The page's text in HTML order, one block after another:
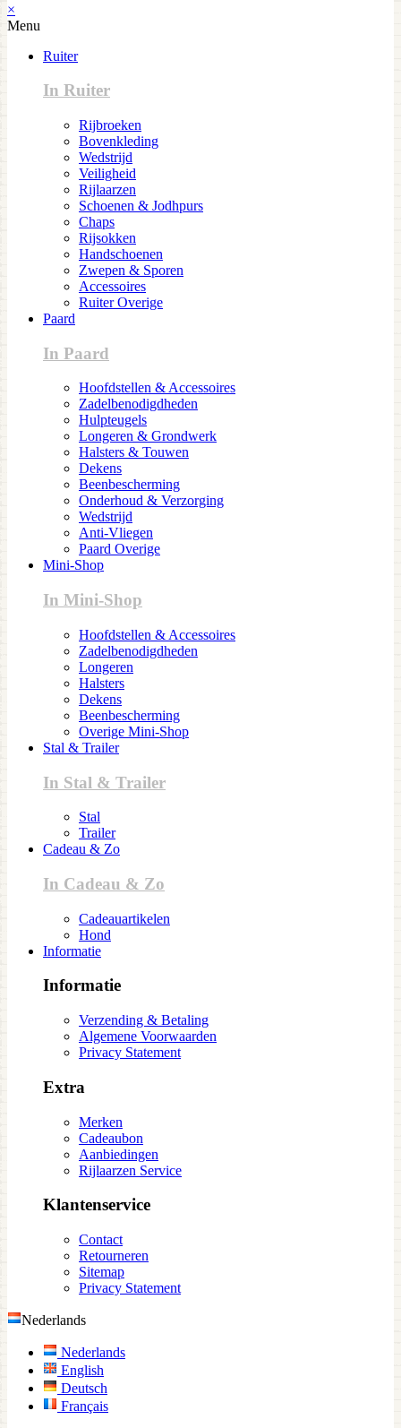
×
Menu
Ruiter
In Ruiter
Rijbroeken
Bovenkleding
Wedstrijd
Veiligheid
Rijlaarzen
Schoenen & Jodhpurs
Chaps
Rijsokken
Handschoenen
Zwepen & Sporen
Accessoires
Ruiter Overige
Paard
In Paard
Hoofdstellen & Accessoires
Zadelbenodigdheden
Hulpteugels
Longeren & Grondwerk
Halsters & Touwen
Dekens
Beenbescherming
Onderhoud & Verzorging
Wedstrijd
Anti-Vliegen
Paard Overige
Mini-Shop
In Mini-Shop
Hoofdstellen & Accessoires
Zadelbenodigdheden
Longeren
Halsters
Dekens
Beenbescherming
Overige Mini-Shop
Stal & Trailer
In Stal & Trailer
Stal
Trailer
Cadeau & Zo
In Cadeau & Zo
Cadeauartikelen
Hond
Informatie
Informatie
Verzending & Betaling
Algemene Voorwaarden
Privacy Statement
Extra
Merken
Cadeaubon
Aanbiedingen
Rijlaarzen Service
Klantenservice
Contact
Retourneren
Sitemap
Privacy Statement
Nederlands
Nederlands
English
Deutsch
Français